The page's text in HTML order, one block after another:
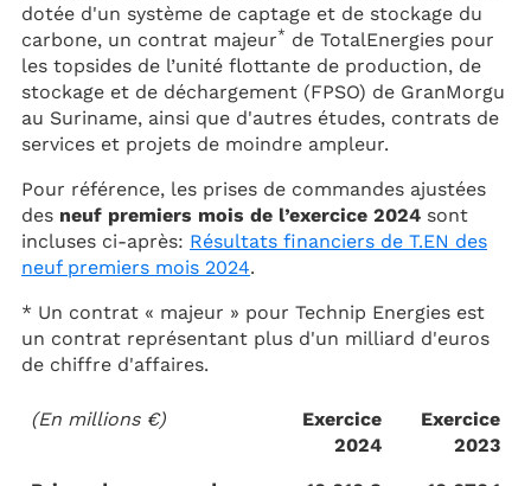
dotée d'un système de captage et de stockage du
carbone, un contrat majeur* de TotalEnergies pour
les topsides de l’unité flottante de production, de
stockage et de déchargement (FPSO) de GranMorgu
au Suriname, ainsi que d'autres études, contrats de
services et projets de moindre ampleur.
Pour référence, les prises de commandes ajustées
des neuf premiers mois de l’exercice 2024 sont
incluses ci-après: Résultats financiers de T.EN des
neuf premiers mois 2024.
* Un contrat « majeur » pour Technip Energies est
un contrat représentant plus d'un milliard d'euros
de chiffre d'affaires.
(En millions €)
Exercice
2024
Exercice
2023